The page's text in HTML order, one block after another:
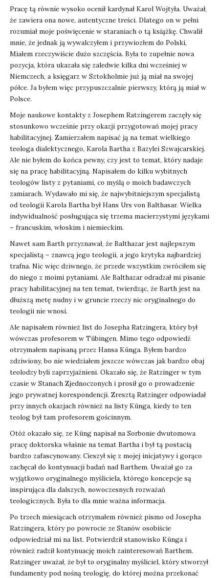
Pracę tą równie wysoko ocenił kardynał Karol Wojtyła. Uważał,
że zawiera ona nowe, autentyczne treści. Dlatego on w pełni
rozumiał moje poświęcenie w staraniach o tą książkę. Chwalił
mnie, że jednak ją wywalczyłem i przywiozłem do Polski,
Miałem rzeczywiście dużo szczęścia. Była to zupełnie nowa
pozycja, która ukazała się zaledwie kilka dni wcześniej w
Niemczech, a księgarz w Sztokholmie już ją miał na swojej
półce. Ja byłem więc przypuszczalnie pierwszy, którą ją miał w
Polsce.
Moje naukowe kontakty z Josephem Ratzingerem zaczęły się
stosunkowo wcześnie przy okazji przygotowań mojej pracy
habilitacyjnej. Zamierzałem napisać ją na temat wielkiego
teologa dialektycznego, Karola Bartha z Bazylei Szwajcarskiej.
Ale nie byłem do końca pewny, czy jest to temat, który nadaje
się na pracę habilitacyjną. Napisałem do kilku wybitnych
teologów listy z pytaniami, co myślą o moich badawczych
zamiarach. Wydawało mi się, że najwybitniejszym specjalistą
od teologii Karola Bartha był Hans Urs von Balthasar. Wielka
indywidualność posługująca się trzema macierzystymi językami
– francuskim, włoskim i niemieckim.
Nawet sam Barth przyznawał, że Balthazar jest najlepszym
specjalistą – znawcą jego teologii, a jego krytyka najbardziej
trafna. Nic więc dziwnego, że przede wszystkim zwróciłem się
do niego z moimi pytaniami. Ale Balthazar odradzał mi pisanie
pracy habilitacyjnej na ten temat, twierdząc, że Barth jest na
dłuższą metę nudny i w gruncie rzeczy nic oryginalnego do
teologii nie wnosi.
Ale napisałem również list do Josepha Ratzingera, który był
wówczas profesorem w Tübingen. Mimo tego odpowiedź
otrzymałem napisaną przez Hansa Künga. Byłem bardzo
zdziwiony, bo nie wiedziałem jeszcze wówczas jak bardzo obaj
teolodzy byli zaprzyjaźnieni. Okazało się, że Ratzinger w tym
czasie w Stanach Zjednoczonych i prosił go o prowadzenie
jego prywatnej korespondencji. Zresztą Ratzinger odpowiadał
przy innych okazjach również na listy Künga, kiedy to ten
teolog był tam profesorem gościnnym.
Otóż okazało się, ze Küng napisał na Sorbonie dwutomowa
pracę doktorska właśnie na temat Bartha i był tą postacią
bardzo zafascynowany. Cieszył się z mojej inicjatywy i gorąco
zachęcał do kontynuacji badań nad Barthem. Uważał go za
wyjątkowo oryginalnego myśliciela, którego koncepcje są
inspirująca dla dalszych, nowoczesnych rozważań
teologicznych. Była to dla mnie ważna informacja.
Po trzech miesiącach otrzymałem również pismo od Josepha
Ratzingera, który po powrocie ze Stanów osobiście
odpowiedział mi na list. Potwierdził stanowisko Künga i
również radził kontynuację moich zainteresowań Barthem.
Ratzinger uważał, że był to oryginalny myśliciel, który stworzył
fundamenty pod nośną teologię, do której można przekonać